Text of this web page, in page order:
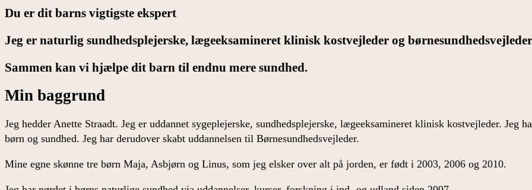
Du er dit barns vigtigste ekspert
Jeg er naturlig sundhedsplejerske, lægeeksamineret klinisk kostvejleder og børnesundhedsvejleder
Sammen kan vi hjælpe dit barn til endnu mere sundhed.
Min baggrund
Jeg hedder Anette Straadt. Jeg er uddannet sygeplejerske, sundhedsplejerske, lægeeksamineret klinisk kostvejleder. Jeg
børn og sundhed. Jeg har derudover skabt uddannelsen til Børnesundhedsvejleder.
Mine egne skønne tre børn Maja, Asbjørn og Linus, som jeg elsker over alt på jorden, er født i 2003, 2006 og 2010.